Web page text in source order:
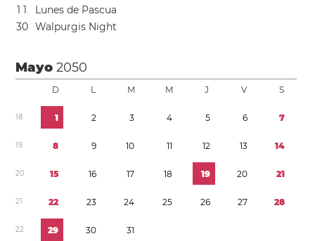
1 1
Lunes de Pascua
30 Walpurgis Night
Mayo2050
D L M M J V S
18 1 2 3 4 5 6 7
19 8 9 10 11 12 13 14
20 15 16 17 18 19 20 21
21 22 23 24 25 26 27 28
22 29 30 31